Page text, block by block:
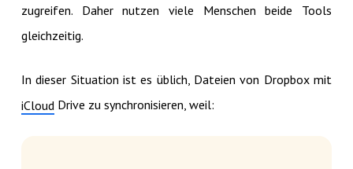
zugreifen. Daher nutzen viele Menschen beide Tools
gleichzeitig.
In dieser Situation ist es üblich, Dateien von Dropbox mit
iCloud Drive zu synchronisieren, weil: